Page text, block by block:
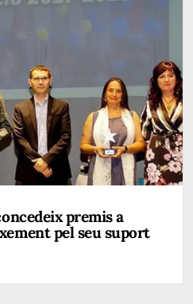
premis a
pel seu suport